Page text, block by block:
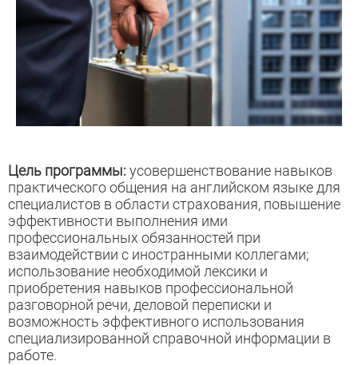
Цель программы:усовершенствование навыков
практического общения на английском языке для
специалистов в области страхования, повышение
эффективности выполнения ими
профессиональных обязанностей при
взаимодействии с иностранными коллегами;
использование необходимой лексики и
приобретения навыков профессиональной
разговорной речи, деловой переписки и
возможность эффективного использования
специализированной справочной информации в
работе.